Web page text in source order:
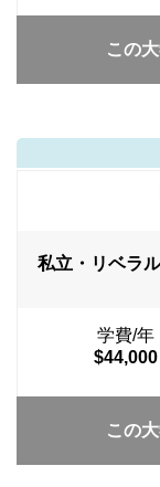
この
私立・リベラ
学費/年
$44,000
この